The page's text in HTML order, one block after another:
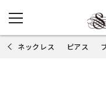
ネックレス ピアス